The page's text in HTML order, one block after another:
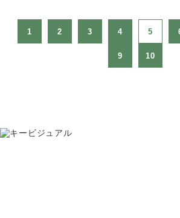
1 2 3 4 5
9 10